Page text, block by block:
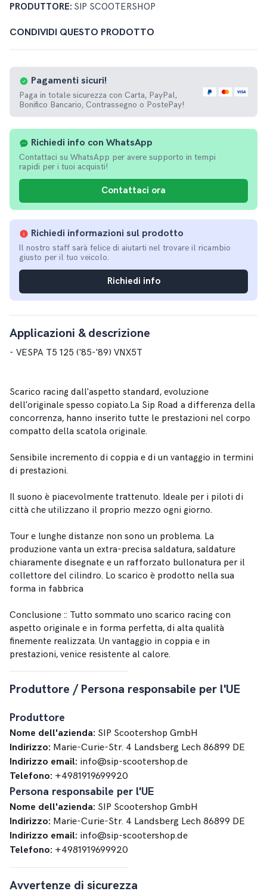
PRODUTTORE: SIP SCOOTERSHOP
CONDIVIDI QUESTO PRODOTTO
Richiedi informazioni sul prodotto
Il nostro staff sarà felice di aiutarti nel trovare il ricambio
giusto per il tuo veicolo.
Richiedi info
Richiedi info con WhatsApp
Contattaci su WhatsApp per avere supporto in tempi
rapidi per i tuoi acquisti!
Contattaci ora
Pagamenti sicuri!
Paga in totale sicurezza con Carta, PayPal,
Bonifico Bancario, Contrassegno o PostePay!
Applicazioni & descrizione
- VESPA T5 125 ('85-'89) VNX5T
Scarico racing dall'aspetto standard, evoluzione
dell'originale spesso copiato.La Sip Road a differenza della
concorrenza, hanno inserito tutte le prestazioni nel corpo
compatto della scatola originale.
Sensibile incremento di coppia e di un vantaggio in termini
di prestazioni.
Il suono è piacevolmente trattenuto. Ideale per i piloti di
città che utilizzano il proprio mezzo ogni giorno.
Tour e lunghe distanze non sono un problema. La
produzione vanta un extra-precisa saldatura, saldature
chiaramente disegnate e un rafforzato bullonatura per il
collettore del cilindro. Lo scarico è prodotto nella sua
forma in fabbrica
Conclusione :: Tutto sommato uno scarico racing con
aspetto originale e in forma perfetta, di alta qualità
finemente realizzata. Un vantaggio in coppia e in
prestazioni, venice resistente al calore.
Produttore / Persona responsabile per l'UE
Produttore
Nome dell'azienda: SIP Scootershop GmbH
Indirizzo: Marie-Curie-Str. 4 Landsberg Lech 86899 DE
Indirizzo email: info@sip-scootershop.de
Telefono: +4981919699920
Persona responsabile per l'UE
Nome dell'azienda: SIP Scootershop GmbH
Indirizzo: Marie-Curie-Str. 4 Landsberg Lech 86899 DE
Indirizzo email: info@sip-scootershop.de
Telefono: +4981919699920
Avvertenze di sicurezza